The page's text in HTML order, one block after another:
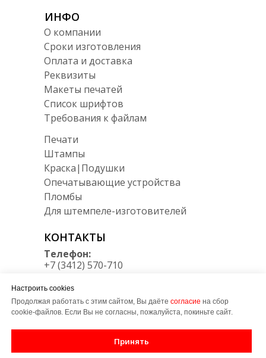
ИНФО
Телефон:
+7 (3412) 570-710
О компании
Сроки изготовления
Оплата и доставка
Реквизиты
Макеты печатей
Список шрифтов
Требования к файлам
Печати
Штампы
Краска|Подушки
Опечатывающие устройства
Пломбы
Для штемпеле-изготовителей
КОНТАКТЫ
E-mail:
zakaz@LT-udm.ru
Мессенджеры:
Telegram/Max+7 950 164 34 30
Настроить cookies
Продолжая работать с этим сайтом, Вы даёте согласие на сбор
cookie-файлов. Если Вы не согласны, пожалуйста, покиньте сайт.
Принять